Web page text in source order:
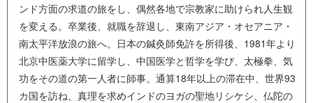
ンド方面の求道の旅をし、偶然各地で宗教家に助けられ人生観
を変える。卒業後、就職を辞退し、東南アジア・オセアニア・
南太平洋放浪の旅へ。日本の鍼灸師免許を所得後、1981年より
北京中医薬大学に留学し、中国医学と哲学を学び、太極拳、気
功をその道の第一人者に師事。通算18年以上の滞在中、世界93
カ国を訪ね、真理を求めインドのヨガの聖地リシケシ、仏陀の